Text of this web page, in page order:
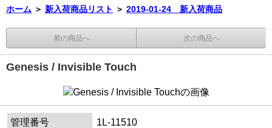
ホーム ＞ 新入荷商品リスト ＞ 2019-01-24 新入荷商品
前の商品へ 次の商品へ
Genesis / Invisible Touch
管理番号
1L-11510